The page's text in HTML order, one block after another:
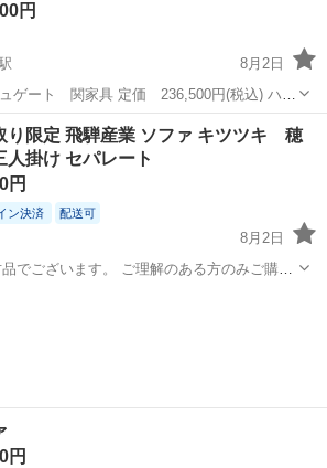
円
8月2日
2つ割ワイド（レザーテックス） 背もたれと
調節ができる電動リクライナーソファ。通
餉隈駅 ソファ
り限定 飛騨産業 ソファ キツツキ 穂
掛け セパレート
円
ン決済 配送可
8月2日
でございます。 ご理解のある方のみご購入
円